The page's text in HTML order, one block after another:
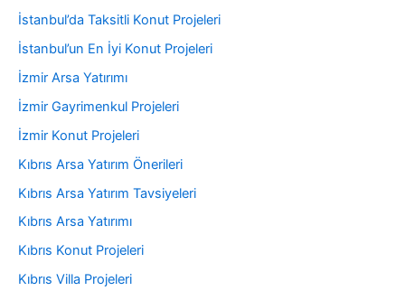
İstanbul’da Taksitli Konut Projeleri
İstanbul’un En İyi Konut Projeleri
İzmir Arsa Yatırımı
İzmir Gayrimenkul Projeleri
İzmir Konut Projeleri
Kıbrıs Arsa Yatırım Önerileri
Kıbrıs Arsa Yatırım Tavsiyeleri
Kıbrıs Arsa Yatırımı
Kıbrıs Konut Projeleri
Kıbrıs Villa Projeleri